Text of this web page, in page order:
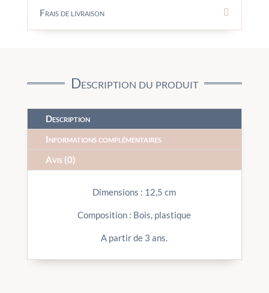
Frais de livraison
Description du produit
Description
Informations complémentaires
Avis (0)
Dimensions : 12,5 cm
Composition : Bois, plastique
A partir de 3 ans.